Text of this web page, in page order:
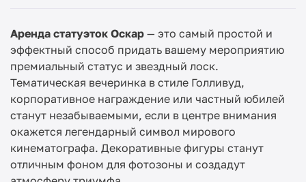
Аренда статуэток Оскар — это самый простой и
эффектный способ придать вашему мероприятию
премиальный статус и звездный лоск.
Тематическая вечеринка в стиле Голливуд,
корпоративное награждение или частный юбилей
станут незабываемыми, если в центре внимания
окажется легендарный символ мирового
кинематографа. Декоративные фигуры станут
отличным фоном для фотозоны и создадут